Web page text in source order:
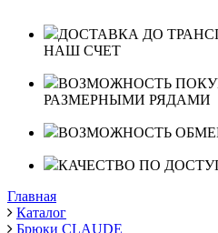
ДОСТАВКА ДО
НАШ СЧЕТ
ВОЗМОЖНОСТЬ
РАЗМЕРНЫМИ РЯДАМИ
ВОЗМОЖНОСТЬ
КАЧЕСТВО ПО
Главная
Каталог
Брюки CLAUDE